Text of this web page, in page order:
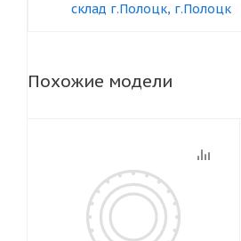
склад г.Полоцк, г.Полоцк
Похожие модели